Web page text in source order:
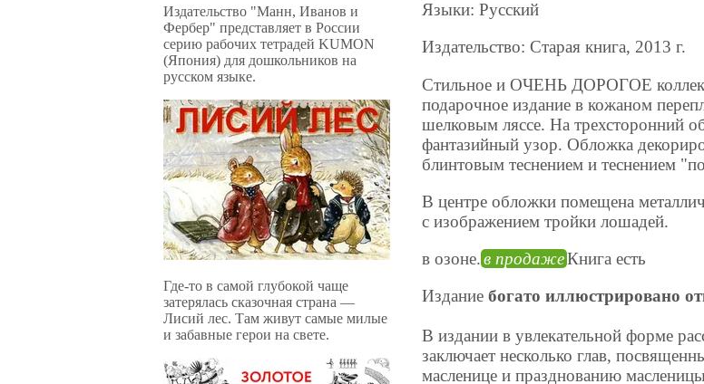
Издательство "Манн, Иванов и
Фербер" представляет в России
серию рабочих тетрадей KUMON
(Япония) для дошкольников на
русском языке.
Где-то в самой глубокой чаще
затерялась сказочная страна —
Лисий лес. Там живут самые милые
и забавные герои на свете.
Языки: Русский
Издательство: Старая книга, 2013 г.
Стильное и ОЧЕНЬ ДОРОГОЕ
подарочное издание в кожаном
шелковым ляссе. На трехсторонний
фантазийный узор. Обложка
блинтовым теснением и теснением
В центре обложки помещена
с изображением тройки лошадей.
в озоне.в продажеКнига есть
Издание богато иллюстрировано
В издании в увлекательной форме
заключает несколько глав,
масленице и празднованию